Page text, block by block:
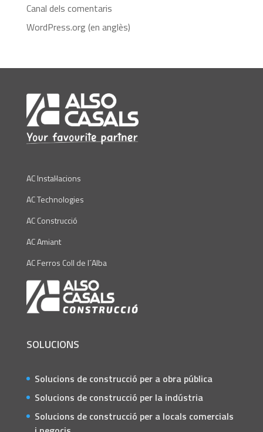
Canal dels comentaris
WordPress.org (en anglès)
AC Instal·lacions
AC Technologies
AC Construcció
AC Amiant
AC Ferros Coll de l´Alba
SOLUCIONS
Solucions de construcció per a obra pública
Solucions de construcció per la indústria
Solucions de construcció per a locals comercials